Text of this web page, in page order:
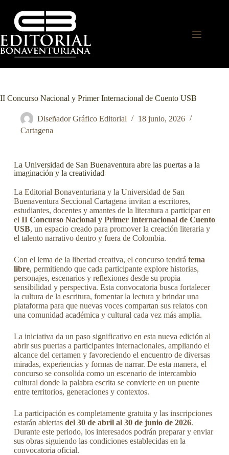
II Concurso Nacional y Primer Internacional de Cuento USB
Diseñador Gráfico Editorial
18 junio, 2026
Cartagena
La Universidad de San Buenaventura abre las puertas a la
imaginación y la creatividad
La Editorial Bonaventuriana y la Universidad de San
Buenaventura Seccional Cartagena invitan a escritores,
estudiantes, docentes y amantes de la literatura a participar en
el II Concurso Nacional y Primer Internacional de Cuento
USB, un espacio creado para promover la creación literaria y
el talento narrativo dentro y fuera de Colombia.
Con el lema de la libertad creativa, el concurso tendrá tema
libre, permitiendo que cada participante explore historias,
personajes, escenarios y reflexiones desde su propia
sensibilidad y perspectiva. Esta convocatoria busca fortalecer
la cultura de la escritura, fomentar la lectura y brindar una
plataforma para que nuevas voces compartan sus relatos con
una comunidad académica y cultural cada vez más amplia.
La iniciativa da un paso significativo en esta nueva edición al
abrir sus puertas a participantes internacionales, ampliando el
alcance del certamen y favoreciendo el encuentro de diversas
miradas, experiencias y formas de narrar. De esta manera, el
concurso se consolida como un escenario de intercambio
cultural donde la palabra escrita se convierte en un puente
entre territorios, generaciones y contextos.
La participación es completamente gratuita y las inscripciones
estarán abiertas del 30 de abril al 30 de junio de 2026.
Durante este periodo, los interesados podrán preparar y enviar
sus obras siguiendo las condiciones establecidas en la
convocatoria oficial.